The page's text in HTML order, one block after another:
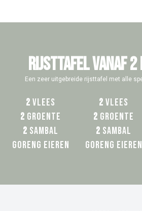
RIJSTTAFEL VANAF 2
Een zeer uitgebreide rijsttafel met alle
2 Vlees
2 Groente
2 Sambal
Goreng Eieren
2 Vlees
2 Groente
2 Sambal
Goreng Eieren